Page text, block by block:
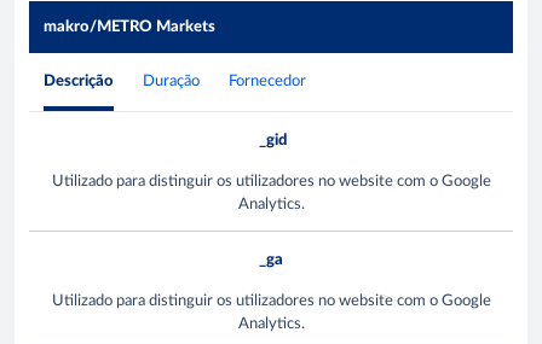
makro/METRO Markets
Descrição Duração Fornecedor
_gid
Utilizado para distinguir os utilizadores no website com o Google
Analytics.
_ga
Utilizado para distinguir os utilizadores no website com o Google
Analytics.